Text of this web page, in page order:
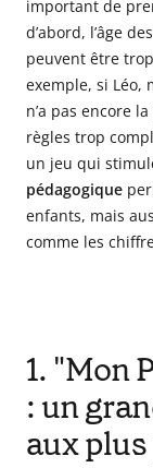
important de
d’abord, l’âge
peuvent être
exemple, si Léo,
n’a pas encore
règles trop
un jeu qui
pédagogique
enfants, mais
comme les
1. "Mon
: un
aux